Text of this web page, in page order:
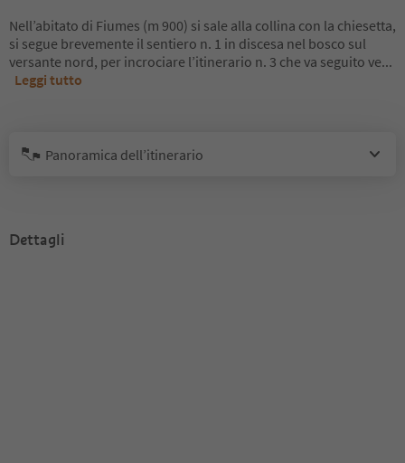
Nell’abitato di Fiumes (m 900) si sale alla collina con la chiesetta,
si segue brevemente il sentiero n. 1 in discesa nel bosco sul
versante nord, per incrociare l’itinerario n. 3 che va seguito ve...
Leggi tutto
Panoramica dell’itinerario
Dettagli